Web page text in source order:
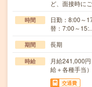
ど、面接時に
時間
日勤：8:00～
替：7:00～
期間 長期
時給
月給241,000
給＋各種手当）
交通費